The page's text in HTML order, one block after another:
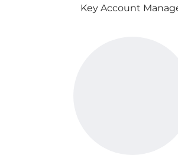
Key Account